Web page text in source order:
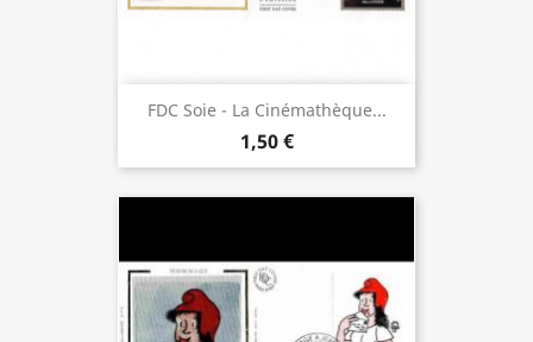
FDC Soie - La Cinémathèque...
1,50 €